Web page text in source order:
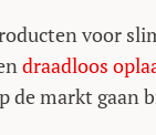
voor
draadloos
markt gaan